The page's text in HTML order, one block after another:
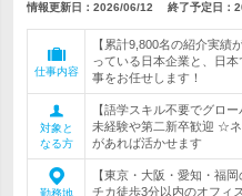
情報更新日：2026/06/12 終了予定日：
仕事内容
【累計9,800名の紹介実績
っている日本企業と、日
事をお任せします！
対象と
なる方
【語学スキル不要でグロ
未経験や第二新卒歓迎 ☆
があれば活かせます
勤務地
【東京・大阪・愛知・福
チカ徒歩3分以内のオフィ